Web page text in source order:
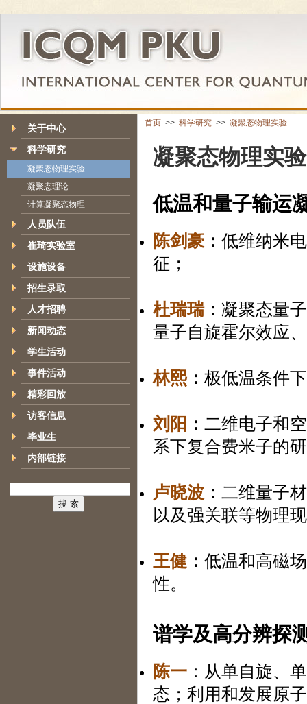
关于中心
科学研究
凝聚态物理实验
凝聚态理论
计算凝聚态物理
人员队伍
崔琦实验室
设施设备
招生录取
人才招聘
新闻动态
学生活动
事件活动
精彩回放
访客信息
毕业生
内部链接
首页 >> 科学研究 >> 凝聚态物理实验
凝聚态物理实验
低温和量子输运
陈剑豪 ： 低维纳米
征；
杜瑞瑞： 凝聚态量
量子自旋霍尔效应
林熙 ： 极低温条件
刘阳 ： 二维电子和
系下复合费米子的
卢晓波 ： 二维量子
以及强关联等物理
王健 ： 低温和高磁
性。
谱学及高分辨探
陈一 ：从单自旋、
态；利用和发展原